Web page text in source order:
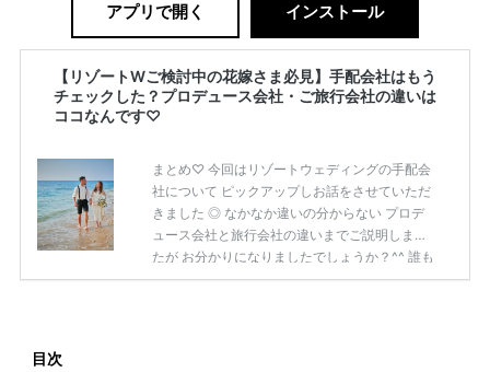
アプリで開く インストール
【リゾートWご検討中の花嫁さま必見】手配会社はもう
チェックした？プロデュース会社・ご旅行会社の違いは
ココなんです♡
まとめ♡ 今回はリゾートウェディングの手配会
社について ピックアップしお話をさせていただ
きました ◎ なかなか違いの分からない プロデ
ュース会社と旅行会社の違いまでご説明しまし
たが お分かりになりましたでしょうか？^^ 誰も
が一度は憧れるリゾートウェディング✧ ぜひ諦
目次